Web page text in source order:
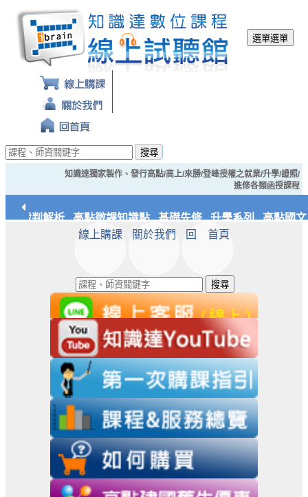
選單選單
搜尋
知識達獨家製作、發行高點/高上/來勝/登峰授權之就業/升學/證照/
進修各類函授課程
典裁判解析 高點微課知識點 基礎先修 升學系列 高點國文/
知識達文化
線上購課 關於我們 回 首頁
搜尋